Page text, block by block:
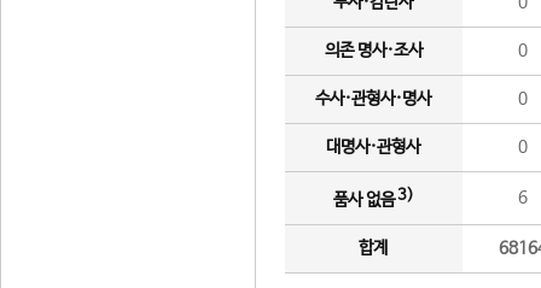
의존 명사·조사 0
수사·관형사·명사 0
대명사·관형사 0
품사 없음3) 6
합계